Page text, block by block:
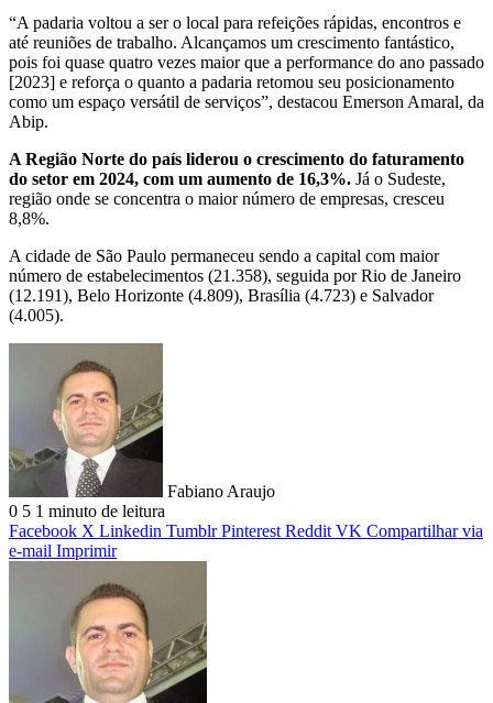
“A padaria voltou a ser o local para refeições rápidas, encontros e
até reuniões de trabalho. Alcançamos um crescimento fantástico,
pois foi quase quatro vezes maior que a performance do ano passado
[2023] e reforça o quanto a padaria retomou seu posicionamento
como um espaço versátil de serviços”, destacou Emerson Amaral, da
Abip.
A Região Norte do país liderou o crescimento do faturamento
do setor em 2024, com um aumento de 16,3%. Já o Sudeste,
região onde se concentra o maior número de empresas, cresceu
8,8%.
A cidade de São Paulo permaneceu sendo a capital com maior
número de estabelecimentos (21.358), seguida por Rio de Janeiro
(12.191), Belo Horizonte (4.809), Brasília (4.723) e Salvador
(4.005).
Fabiano Araujo
0 5 1 minuto de leitura
Facebook X Linkedin Tumblr Pinterest Reddit VK Compartilhar via
e-mail Imprimir